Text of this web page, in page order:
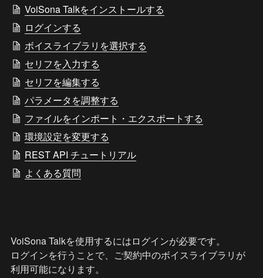
VoiSona Talkをインストールする
ログインする
ボイスライブラリを選択する
セリフを入力する
セリフを編集する
パラメータを調整する
ファイルをインポート・エクスポートする
環境設定を変更する
REST API チュートリアル
よくある質問
VoiSona Talkを使用するにはログインが必要です。
ログインを行うことで、ご契約中のボイスライブラリが
利用可能になります。